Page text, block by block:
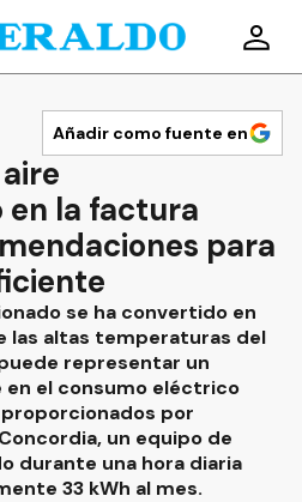
Añadir como fuente en
en la factura
para
se ha convertido en
las altas temperaturas del
representar un
el consumo eléctrico
por
un equipo de
durante una hora diaria
33 kWh al mes.